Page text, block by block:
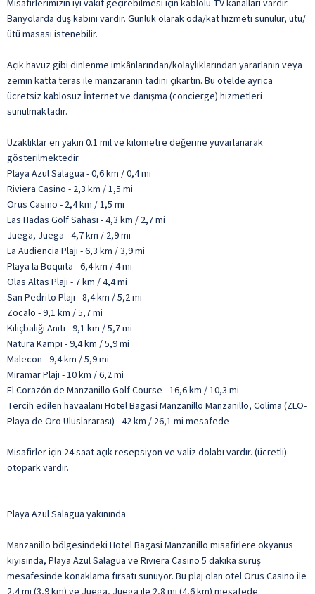
Misafirlerimizin iyi vakit geçirebilmesi için kablolu TV kanalları vardır.
Banyolarda duş kabini vardır. Günlük olarak oda/kat hizmeti sunulur, ütü/
ütü masası istenebilir.
Açık havuz gibi dinlenme imkânlarından/kolaylıklarından yararlanın veya
zemin katta teras ile manzaranın tadını çıkartın. Bu otelde ayrıca
ücretsiz kablosuz İnternet ve danışma (concierge) hizmetleri
sunulmaktadır.
Uzaklıklar en yakın 0.1 mil ve kilometre değerine yuvarlanarak
gösterilmektedir.
Playa Azul Salagua - 0,6 km / 0,4 mi
Riviera Casino - 2,3 km / 1,5 mi
Orus Casino - 2,4 km / 1,5 mi
Las Hadas Golf Sahası - 4,3 km / 2,7 mi
Juega, Juega - 4,7 km / 2,9 mi
La Audiencia Plajı - 6,3 km / 3,9 mi
Playa la Boquita - 6,4 km / 4 mi
Olas Altas Plajı - 7 km / 4,4 mi
San Pedrito Plajı - 8,4 km / 5,2 mi
Zocalo - 9,1 km / 5,7 mi
Kılıçbalığı Anıtı - 9,1 km / 5,7 mi
Natura Kampı - 9,4 km / 5,9 mi
Malecon - 9,4 km / 5,9 mi
Miramar Plajı - 10 km / 6,2 mi
El Corazón de Manzanillo Golf Course - 16,6 km / 10,3 mi
Tercih edilen havaalanı Hotel Bagasi Manzanillo Manzanillo, Colima (ZLO-
Playa de Oro Uluslararası) - 42 km / 26,1 mi mesafede
Misafirler için 24 saat açık resepsiyon ve valiz dolabı vardır. (ücretli)
otopark vardır.
Playa Azul Salagua yakınında
Manzanillo bölgesindeki Hotel Bagasi Manzanillo misafirlere okyanus
kıyısında, Playa Azul Salagua ve Riviera Casino 5 dakika sürüş
mesafesinde konaklama fırsatı sunuyor. Bu plaj olan otel Orus Casino ile